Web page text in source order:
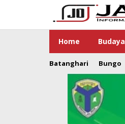
Home Budaya
Batanghari Bungo